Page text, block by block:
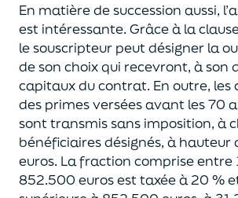
En matière de succession aussi,
est intéressante. Grâce à la
le souscripteur peut désigner la
de son choix qui recevront, à son
capitaux du contrat. En outre, les
des primes versées avant les 70
sont transmis sans imposition, à
bénéficiaires désignés, à hauteur
euros. La fraction comprise entre
852.500 eurosest taxée à 20 %